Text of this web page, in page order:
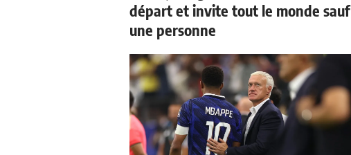
départ et invite tout le monde sauf
une personne